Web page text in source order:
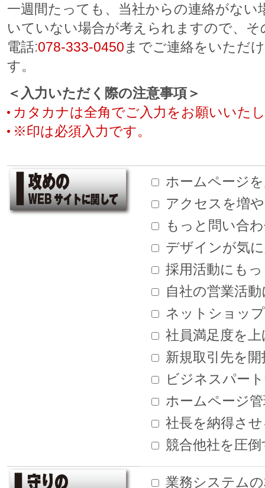
一週間たっても、当社からの連絡がな
いていない場合が考えられますので、
電話:078-333-0450 までご連絡をいただ
す。
＜入力いただく際の注意事項＞
カタカナは全角でご入力をお願いいた
※印は必須入力です。
ホームページ
アクセスを増
もっと問い合
デザインが気
採用活動にも
自社の営業活
ネットショッ
社員満足度を
新規取引先を
ビジネスパー
ホームページ
社長を納得さ
競合他社を圧
業務システム